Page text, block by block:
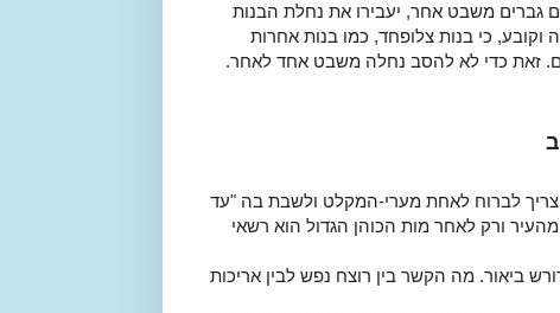
גברים משבט אחר, יעבירו את נחלת הבנות
כי בנות צלופחד, כמו בנות אחרות
זאת כדי לא להסב נחלה משבט אחד לאחר.
לברוח לאחת מערי-המקלט ולשבת בה "עד
ורק לאחר מות הכוהן הגדול הוא רשאי
ביאור. מה הקשר בין רוצח נפש לבין אריכות